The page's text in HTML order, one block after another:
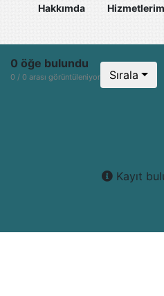
Hakkımda
0 öğe bulundu
0 / 0 arası görüntüleniyor Sırala
Kayıt